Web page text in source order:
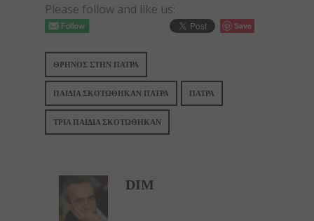
Please follow and like us:
Save
ΘΡΗΝΟΣ ΣΤΗΝ ΠΑΤΡΑ
ΠΑΙΔΙΑ ΣΚΟΤΩΘΗΚΑΝ ΠΑΤΡΑ ΠΑΤΡΑ
ΤΡΙΑ ΠΑΙΔΙΑ ΣΚΟΤΩΘΗΚΑΝ
DIM